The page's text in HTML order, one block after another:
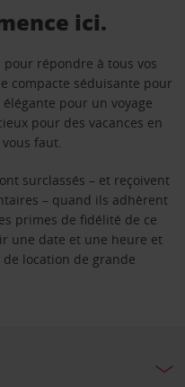
ici.
pour répondre à tous vos
compacte séduisante pour
pour un voyage
pour des vacances en
faut.
surclassés – et reçoivent
– quand ils adhèrent
primes de fidélité de ce
une date et une heure et
location de grande